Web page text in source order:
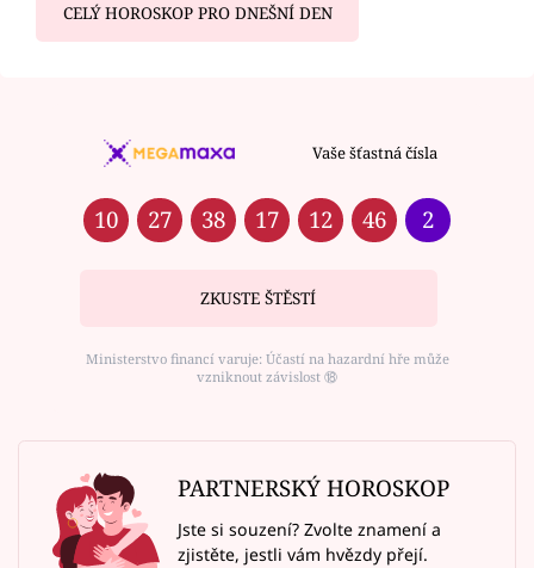
CELÝ HOROSKOP PRO DNEŠNÍ DEN
Vaše šťastná čísla
10 27 38 17 12 46 2
ZKUSTE ŠTĚSTÍ
Ministerstvo financí varuje: Účastí na hazardní hře může
vzniknout závislost ⑱
PARTNERSKÝ HOROSKOP
Jste si souzení? Zvolte znamení a
zjistěte, jestli vám hvězdy přejí.